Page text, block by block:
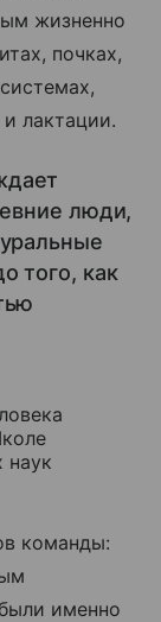
жизненно
почках,
лактации.
люди,
того, как
наук
команды:
именно